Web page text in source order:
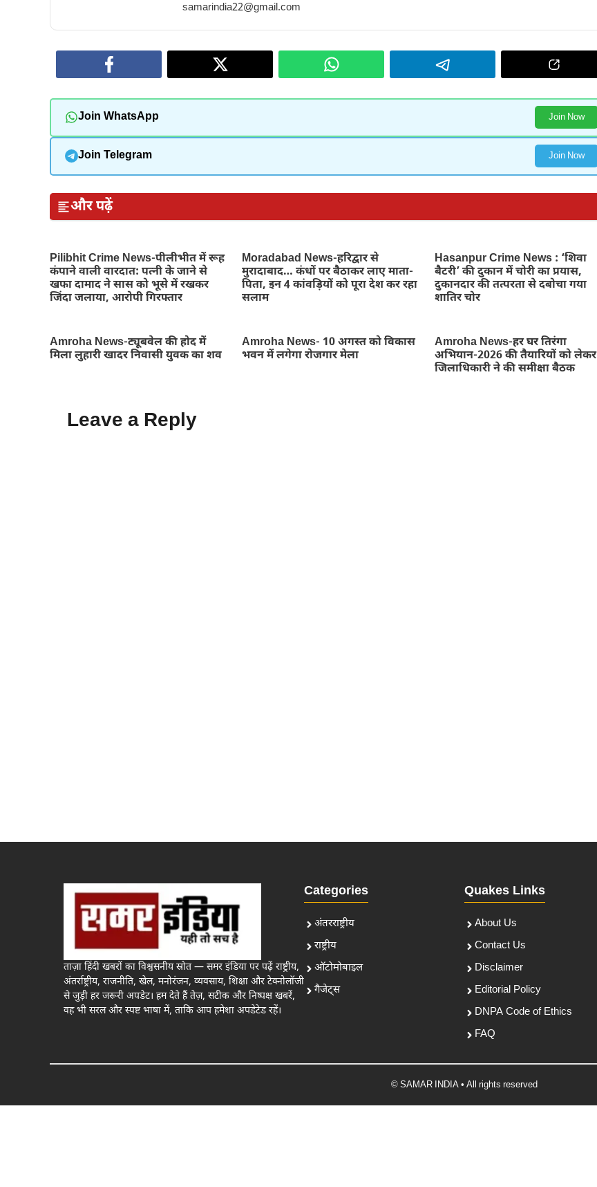
samarindia22@gmail.com
Join WhatsApp Join Now
Join Telegram Join Now
और पढ़ें
Pilibhit Crime News-पीलीभीत में रूह
कंपाने वाली वारदात: पत्नी के जाने से
खफा दामाद ने सास को भूसे में रखकर
जिंदा जलाया, आरोपी गिरफ्तार
Moradabad News-हरिद्वार से
मुरादाबाद… कंधों पर बैठाकर लाए माता-
पिता, इन 4 कांवड़ियों को पूरा देश कर रहा
सलाम
Hasanpur Crime News : ‘शिवा
बैटरी’ की दुकान में चोरी का प्रयास,
दुकानदार की तत्परता से दबोचा गया
शातिर चोर
Amroha News-ट्यूबवेल की होद में
मिला लुहारी खादर निवासी युवक का शव
Amroha News- 10 अगस्त को विकास
भवन में लगेगा रोजगार मेला
Amroha News-हर घर तिरंगा
अभियान-2026 की तैयारियों को लेकर
जिलाधिकारी ने की समीक्षा बैठक
Leave a Reply
ताज़ा हिंदी खबरों का विश्वसनीय स्रोत — समर इंडिया पर पढ़ें राष्ट्रीय,
अंतर्राष्ट्रीय, राजनीति, खेल, मनोरंजन, व्यवसाय, शिक्षा और टेक्नोलॉजी
से जुड़ी हर जरूरी अपडेट। हम देते हैं तेज़, सटीक और निष्पक्ष खबरें,
वह भी सरल और स्पष्ट भाषा में, ताकि आप हमेशा अपडेटेड रहें।
Categories
अंतरराष्ट्रीय
राष्ट्रीय
ऑटोमोबाइल
गैजेट्स
Quakes Links
About Us
Contact Us
Disclaimer
Editorial Policy
DNPA Code of Ethics
FAQ
© SAMAR INDIA • All rights reserved